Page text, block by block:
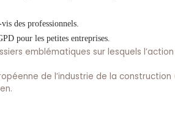
des professionnels.
pour les petites entreprises.
emblématiques sur lesquels l’action
de l’industrie de la